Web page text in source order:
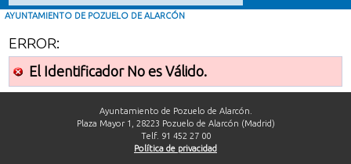
MI CARPETA
INFORMACIÓN MUNICIPAL
AYUDA
AYUNTAMIENTO DE POZUELO DE ALARCÓN
ERROR:
El Identificador No es Válido.
Ayuntamiento de Pozuelo de Alarcón.
Plaza Mayor 1, 28223 Pozuelo de Alarcón (Madrid)
Telf. 91 452 27 00
Política de privacidad